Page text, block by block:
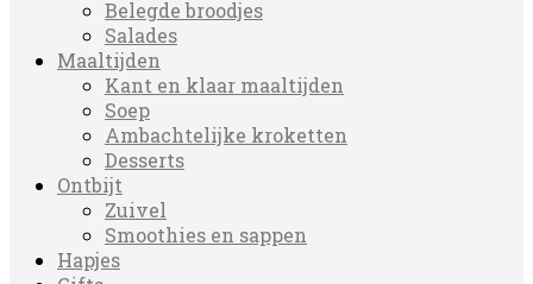
Belegde broodjes
Salades
Maaltijden
Kant en klaar maaltijden
Soep
Ambachtelijke kroketten
Desserts
Ontbijt
Zuivel
Smoothies en sappen
Hapjes